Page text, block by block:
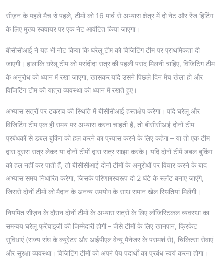
सीज़न के पहले मैच से पहले, टीमों को 16 मार्च से अभ्यास क्षेत्र में दो नेट और रेंज हिटिंग
के लिए मुख्य स्क्वायर पर एक नेट आवंटित किया जाएगा।
बीसीसीआई ने यह भी नोट किया कि घरेलू टीम को विजिटिंग टीम पर प्राथमिकता दी
जाएगी। हालांकि घरेलू टीम को पसंदीदा सत्र की पहली पसंद मिलनी चाहिए, विजिटिंग टीम
के अनुरोध को ध्यान में रखा जाएगा, खासकर यदि उसने पिछले दिन मैच खेला हो और
विजिटिंग टीम की यात्रा व्यवस्था को ध्यान में रखते हुए।
अभ्यास सत्रों पर टकराव की स्थिति में बीसीसीआई हस्तक्षेप करेगा। यदि घरेलू और
विजिटिंग टीम एक ही समय पर अभ्यास करना चाहती हैं, तो बीसीसीआई दोनों टीम
प्रबंधकों से डबल बुकिंग को हल करने का प्रयास करने के लिए कहेगा – या तो एक टीम
द्वारा दूसरा सत्र लेकर या दोनों टीमों द्वारा सत्र साझा करके। यदि दोनों टीमें डबल बुकिंग
को हल नहीं कर पाती हैं, तो बीसीसीआई दोनों टीमों के अनुरोधों पर विचार करने के बाद
अभ्यास समय निर्धारित करेगा, जिसके परिणामस्वरूप दो 2 घंटे के स्लॉट बनाए जाएंगे,
जिससे दोनों टीमों को मैदान के अनन्य उपयोग के साथ समान खेल स्थितियां मिलेंगी।
नियमित सीज़न के दौरान दोनों टीमों के अभ्यास सत्रों के लिए लॉजिस्टिकल व्यवस्था का
समन्वय घरेलू फ्रेंचाइजी की जिम्मेदारी होगी – जैसे टीमों के लिए खानपान, क्रिकेट
सुविधाएं (राज्य संघ के क्यूरेटर और आईपीएल वेन्यू मैनेजर के परामर्श से), चिकित्सा सेवाएं
और सुरक्षा व्यवस्था। विजिटिंग टीमों को अपने पेय पदार्थों का प्रबंध स्वयं करना होगा।